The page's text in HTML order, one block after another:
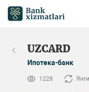
UZCARD
Ипотека-банк
1228